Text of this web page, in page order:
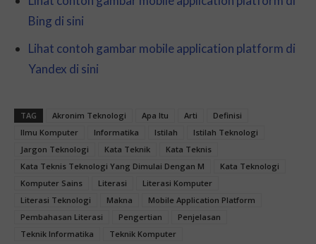
Bing di sini
Lihat contoh gambar mobile application platform di
Yandex di sini
TAG Akronim Teknologi Apa Itu Arti
Definisi
Ilmu Komputer
Informatika Istilah
Istilah Teknologi
Jargon Teknologi
Kata Teknik
Kata Teknis
Kata Teknis Teknologi Yang Dimulai Dengan M
Kata Teknologi
Komputer Sains
Literasi
Literasi Komputer
Literasi Teknologi
Makna
Mobile Application Platform
Pembahasan Literasi
Pengertian
Penjelasan
Teknik Informatika
Teknik Komputer